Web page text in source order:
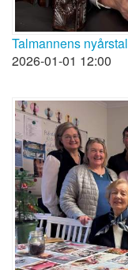
Talmannens nyårstal
2026-01-01 12:00